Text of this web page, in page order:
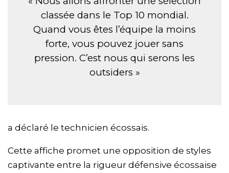
classée dans le Top 10 mondial.
Quand vous êtes l’équipe la moins
forte, vous pouvez jouer sans
pression. C’est nous qui serons les
outsiders »
a déclaré le technicien écossais.
Cette affiche promet une opposition de styles
captivante entre la rigueur défensive écossaise